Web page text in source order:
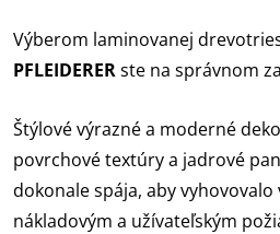
Výberom laminovanej
PFLEIDERERste na správnom
Štýlové výrazné a moderné
povrchové textúry a jadrové
dokonale spája, aby
nákladovým a užívateľským